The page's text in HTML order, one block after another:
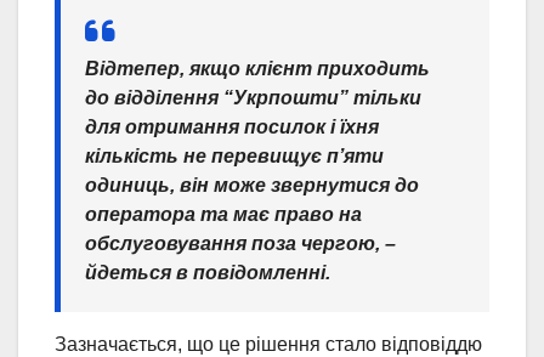
Відтепер, якщо клієнт приходить
до відділення “Укрпошти” тільки
для отримання посилок і їхня
кількість не перевищує п’яти
одиниць, він може звернутися до
оператора та має право на
обслуговування поза чергою, –
йдеться в повідомленні.
Зазначається, що це рішення стало відповіддю